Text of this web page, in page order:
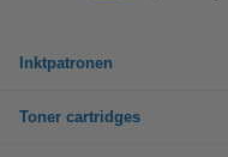
Inktpatronen
Toner cartridges